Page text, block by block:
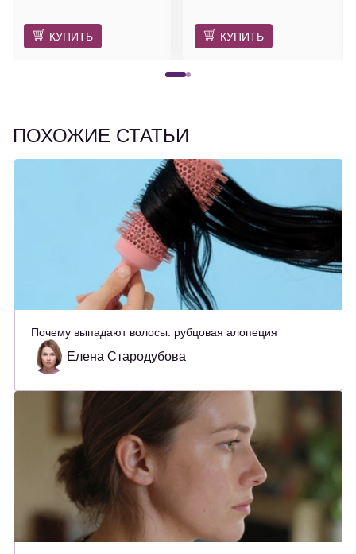
КУПИТЬ КУПИТЬ
ПОХОЖИЕ СТАТЬИ
Почему выпадают волосы: рубцовая алопеция
Елена Стародубова